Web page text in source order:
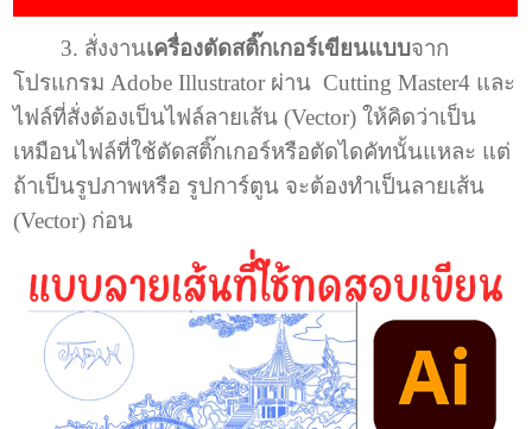
3. สั่งงานเครื่องตัดสติ๊กเกอร์เขียนแบบจาก
โปรแกรม Adobe Illustrator ผ่าน Cutting Master4 และ
ไฟล์ที่สั่งต้องเป็นไฟล์ลายเส้น (Vector) ให้คิดว่าเป็น
เหมือนไฟล์ที่ใช้ตัดสติ๊กเกอร์หรือตัดไดคัทนั้นแหละ แต่
ถ้าเป็นรูปภาพหรือ รูปการ์ตูน จะต้องทำเป็นลายเส้น
(Vector) ก่อน